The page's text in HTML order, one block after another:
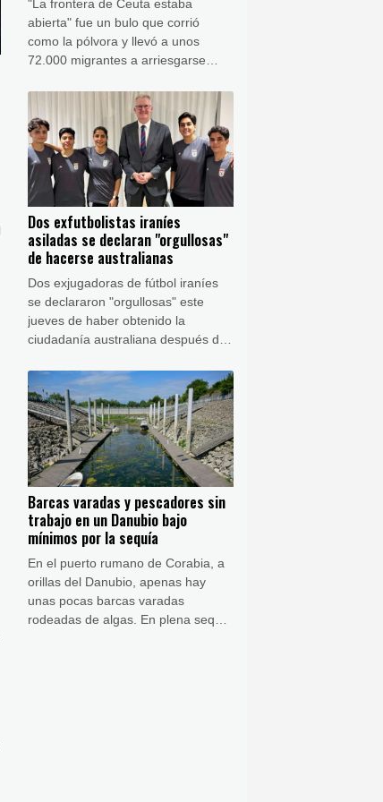
"La frontera de Ceuta estaba
abierta" fue un bulo que corrió
como la pólvora y llevó a unos
72.000 migrantes a arriesgarse
desde Marruecos a finales de julio.
Dos exfutbolistas iraníes
asiladas se declaran "orgullosas"
de hacerse australianas
Dos exjugadoras de fútbol iraníes
se declararon "orgullosas" este
jueves de haber obtenido la
ciudadanía australiana después de
por negarse a cantar el himno
nacional antes de un partido, lo que
las obligó a solicitar asilo.
Barcas varadas y pescadores sin
trabajo en un Danubio bajo
mínimos por la sequía
En el puerto rumano de Corabia, a
orillas del Danubio, apenas hay
unas pocas barcas varadas
rodeadas de algas. En plena sequía